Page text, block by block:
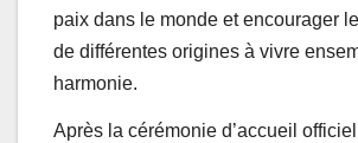
paix dans le monde et encourager
de différentes origines à vivre
harmonie.
Après la cérémonie d’accueil